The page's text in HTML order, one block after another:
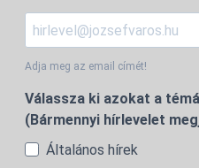
Adja meg az email címét!
Válassza ki azokat a
(Bármennyi hírlevelet
Általános hírek